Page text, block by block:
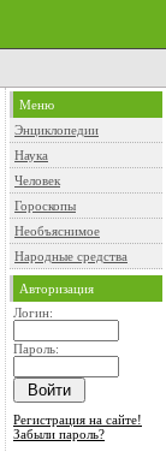
Меню
Энциклопедии
Наука
Человек
Гороскопы
Необъяснимое
Народные средства
Авторизация
Логин:
Пароль:
Регистрация на сайте!
Забыли пароль?